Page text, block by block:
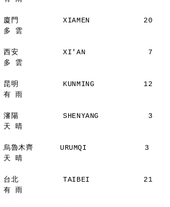
廈門          XIAMEN            20
多 雲
西安          XI'AN              7
多 雲
昆明          KUNMING           12
有 雨
瀋陽          SHENYANG           3
天 晴
烏魯木齊      URUMQI             3
天 晴
台北          TAIBEI            21
有 雨